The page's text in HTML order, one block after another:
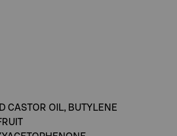
CASTOR OIL, BUTYLENE